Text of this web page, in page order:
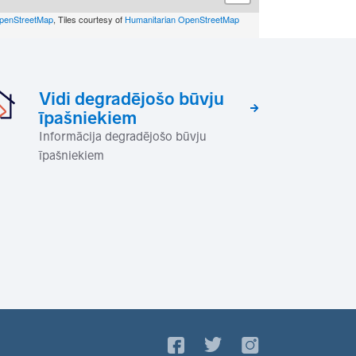
, Tiles courtesy of Humanitarian OpenStreetMap
Vidi degradējošo būvju
īpašniekiem
Informācija degradējošo būvju
īpašniekiem